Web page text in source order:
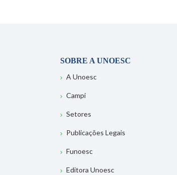
SOBRE A UNOESC
A Unoesc
Campi
Setores
Publicações Legais
Funoesc
Editora Unoesc